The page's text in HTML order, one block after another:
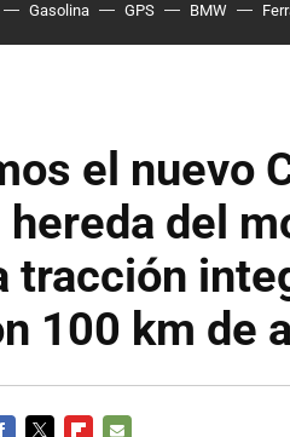
Gasolina GPS BMW
el nuevo
hereda del
tracción
100 km de